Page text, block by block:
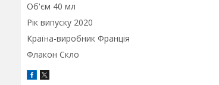
Об'єм 40 мл
Рік випуску 2020
Країна-виробник Франція
Флакон Скло